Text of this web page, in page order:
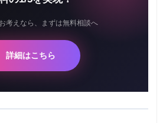
考えなら、まずは無料相談へ
詳細はこちら